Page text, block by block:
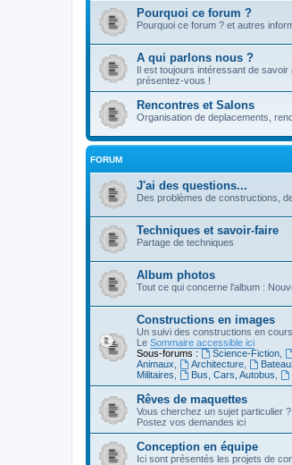
Pourquoi ce forum ?
Pourquoi ce forum ? et autres
A qui parlons nous ?
Il est toujours intéressant de
présentez-vous !
Rencontres et Salons
Organisation de deplacements,
FORUM
J'ai des questions...
Des problèmes de constructions,
Techniques et savoir-faire
Partage de techniques
Album photos
Tout ce qui concerne l'album :
Constructions en images
Un suivi des constructions en
Le Sommaire accessible ici
Sous-forums :
Science-Fiction,
Animaux
Architecture,
Militaires
Bus, Cars, Autobus
Rêves de maquettes
Vous cherchez un sujet particulier ?
Postez vos demandes ici
Conception en équipe
Ici sont présentés les projets de